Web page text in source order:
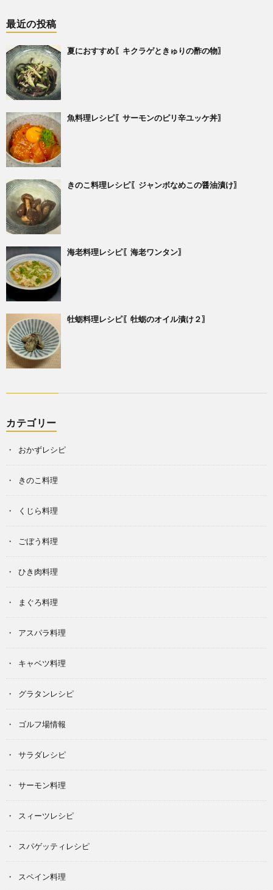
最近の投稿
夏におすすめ〖キクラゲときゅりの酢の物〗
魚料理レシピ〖サーモンのピリ辛ユッケ丼〗
きのこ料理レシピ〖ジャンボなめこの醤油漬け〗
海老料理レシピ〖海老ワンタン〗
牡蛎料理レシピ〖牡蛎のオイル漬け２〗
カテゴリー
おかずレシピ
きのこ料理
くじら料理
ごぼう料理
ひき肉料理
まぐろ料理
アスパラ料理
キャベツ料理
グラタンレシピ
ゴルフ場情報
サラダレシピ
サーモン料理
スィーツレシピ
スパゲッティレシピ
スペイン料理